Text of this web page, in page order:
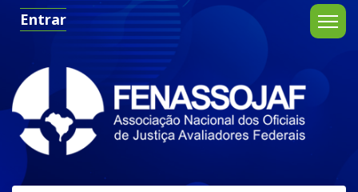
Entrar